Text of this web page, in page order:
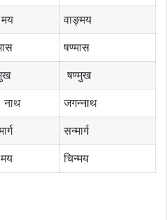
वाङ्मय
षण्मास
षण्मुख
जगन्नाथ
सन्मार्ग
चिन्मय